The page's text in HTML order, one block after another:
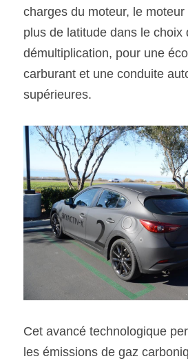
charges du moteur, le
plus de latitude dans le choix
démultiplication, pour une
carburant et une conduite
supérieures.
Cet avancé technologique
les émissions de gaz